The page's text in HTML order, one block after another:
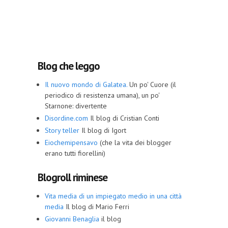
Blog che leggo
Il nuovo mondo di Galatea. Un po' Cuore (il
periodico di resistenza umana), un po'
Starnone: divertente
Disordine.com Il blog di Cristian Conti
Story teller Il blog di Igort
Eiochemipensavo (che la vita dei blogger
erano tutti fiorellini)
Blogroll riminese
Vita media di un impiegato medio in una città
media Il blog di Mario Ferri
Giovanni Benaglia il blog